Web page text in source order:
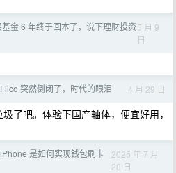
基金 6 年终于回本了，说下理财投资5 月 9
日
Flico 突然倒闭了，时代的眼泪 4 月 29 日
了吧。体验下国产轴体，便宜好用，
iPhone 是如何实现钱包刷卡
2025 年 7 月
20 日